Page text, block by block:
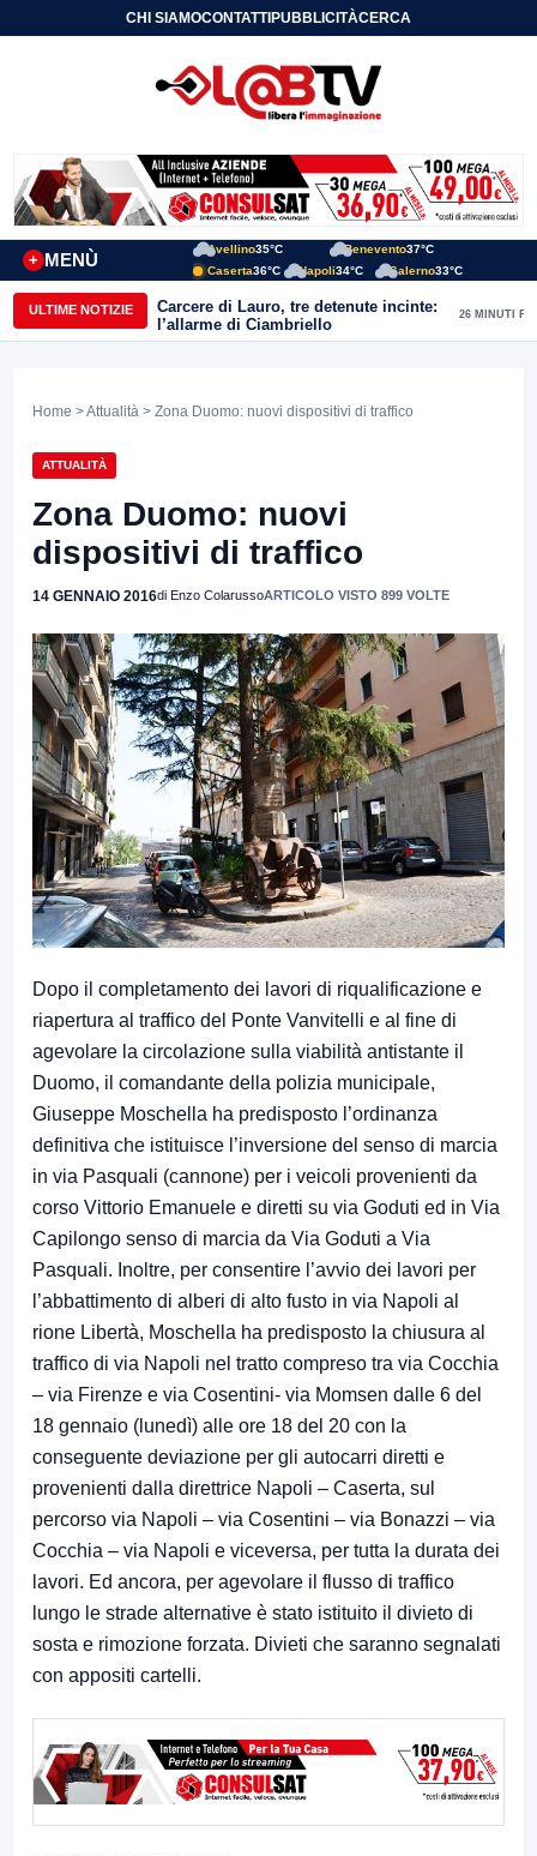
CHI SIAMOCONTATTIPUBBLICITÀCERCA
MENÙ
+
Avellino35°C Benevento37°C
Caserta36°C Napoli34°C Salerno33°C
ULTIME NOTIZIE
Carcere di Lauro, tre detenute incinte:
l’allarme di Ciambriello
26 MINUTI FA
Home >Attualità > Zona Duomo: nuovi dispositivi di traffico
ATTUALITÀ
Zona Duomo: nuovi
dispositivi di traffico
14 GENNAIO 2016di Enzo ColarussoARTICOLO VISTO 899 VOLTE
Dopo il completamento dei lavori di riqualificazione e
riapertura al traffico del Ponte Vanvitelli e al fine di
agevolare la circolazione sulla viabilità antistante il
Duomo, il comandante della polizia municipale,
Giuseppe Moschella ha predisposto l’ordinanza
definitiva che istituisce l’inversione del senso di marcia
in via Pasquali (cannone) per i veicoli provenienti da
corso Vittorio Emanuele e diretti su via Goduti ed in Via
Capilongo senso di marcia da Via Goduti a Via
Pasquali. Inoltre, per consentire l’avvio dei lavori per
l’abbattimento di alberi di alto fusto in via Napoli al
rione Libertà, Moschella ha predisposto la chiusura al
traffico di via Napoli nel tratto compreso tra via Cocchia
– via Firenze e via Cosentini- via Momsen dalle 6 del
18 gennaio (lunedì) alle ore 18 del 20 con la
conseguente deviazione per gli autocarri diretti e
provenienti dalla direttrice Napoli – Caserta, sul
percorso via Napoli – via Cosentini – via Bonazzi – via
Cocchia – via Napoli e viceversa, per tutta la durata dei
lavori. Ed ancora, per agevolare il flusso di traffico
lungo le strade alternative è stato istituito il divieto di
sosta e rimozione forzata. Divieti che saranno segnalati
con appositi cartelli.